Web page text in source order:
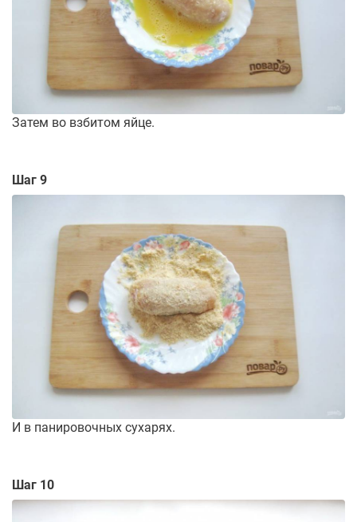
Затем во взбитом яйце.
Шаг 9
И в панировочных сухарях.
Шаг 10